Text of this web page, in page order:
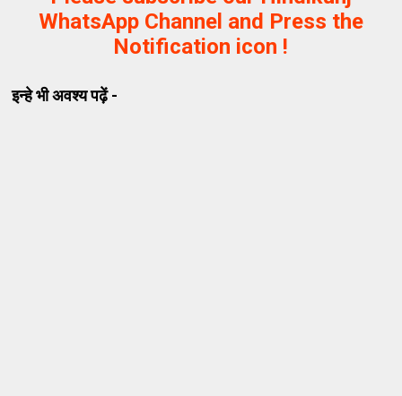
WhatsApp Channel and Press the
Notification icon !
इन्हे भी अवश्य पढ़ें -